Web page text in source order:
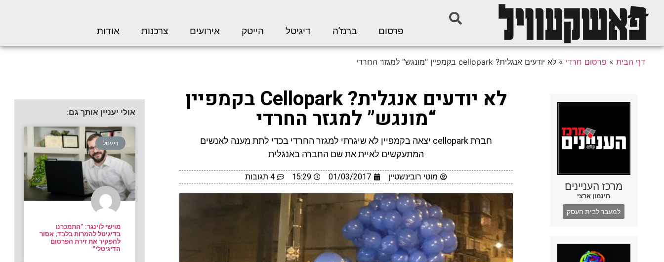
פרסום ברנז’ה דיגיטל הייטק אירועים צרכנות אודות
דף הבית » פרסום חרדי »לא יודעים אנגלית? cellopark בקמפיין “מונגש” למגזר החרדי
מרכז העניינים
חינמון ארצי
למעבר לבית העסק
לא יודעים אנגלית? Cellopark בקמפיין
“מונגש” למגזר החרדי
חברת cellopark יצאה בקמפיין לא שיגרתי למגזר החרדי בכדי לתת מענה לאנשים
המתעקשים לאיית את שם החברה באנגלית
מוטי רובינשטיין 01/03/2017
15:29 4 תגובות
אולי יעניין אותך גם:
דיגיטל
מוישי לוינגר: “התמכרנו
בדיגיטל להמרות בלבד; אסור
להפקיר את זירת הפרסום
הדיגיטלי”